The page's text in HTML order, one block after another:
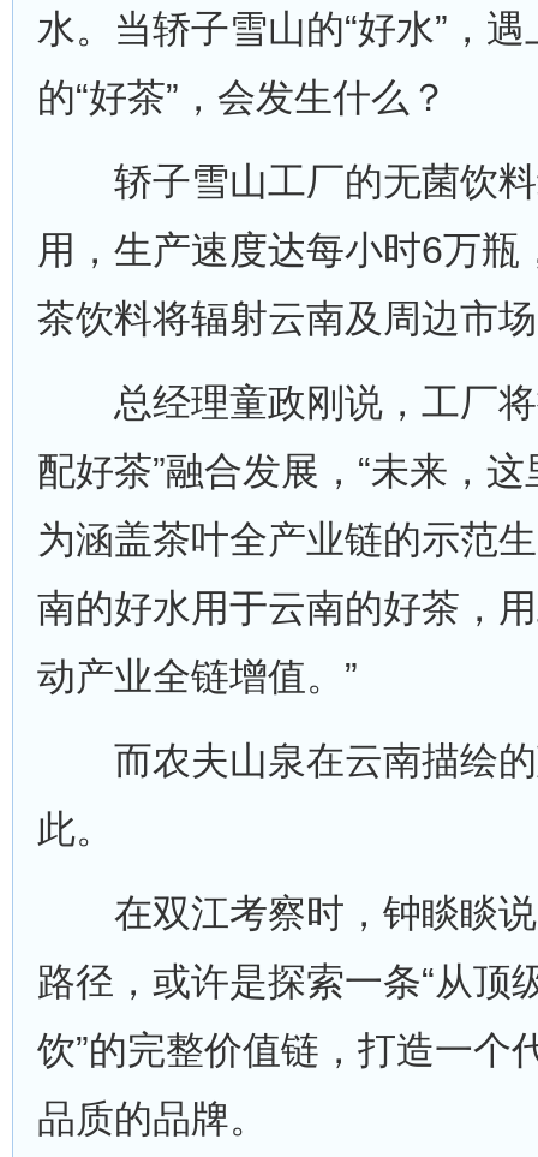
水。当轿子雪山的“好水”，
的“好茶”，会发生什么？
轿子雪山工厂的无菌饮料
用，生产速度达每小时6万瓶
茶饮料将辐射云南及周边市
总经理童政刚说，工厂将
配好茶”融合发展，“未来，
为涵盖茶叶全产业链的示范
南的好水用于云南的好茶，
动产业全链增值。”
而农夫山泉在云南描绘的
此。
在双江考察时，钟睒睒说
路径，或许是探索一条“从顶
饮”的完整价值链，打造一个
品质的品牌。